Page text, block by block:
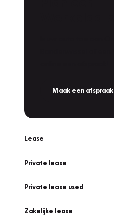
Maak een afspraak
Lease
Private lease
Private lease used
Zakelijke lease